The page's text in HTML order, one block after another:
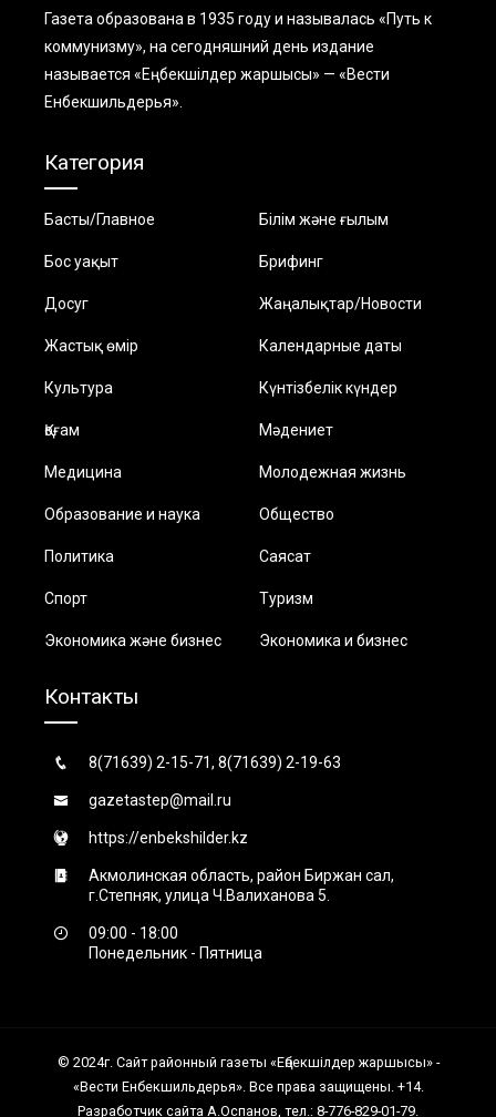
Газета образована в 1935 году и называлась «Путь к
коммунизму», на сегодняшний день издание
называется «Еңбекшiлдер жаршысы» — «Вести
Енбекшильдерья».
Категория
Басты/Главное Білім және ғылым
Бос уақыт Брифинг
Досуг Жаңалықтар/Новости
Жастық өмір Календарные даты
Культура Күнтізбелік күндер
Қоғам Мәдениет
Медицина Молодежная жизнь
Образование и наука Общество
Политика Саясат
Спорт Туризм
Экономика және бизнес Экономика и бизнес
Контакты
8(71639) 2-15-71, 8(71639) 2-19-63
gazetastep@mail.ru
https://enbekshilder.kz
Акмолинская область, район Биржан сал,
г.Степняк, улица Ч.Валиханова 5.
09:00 - 18:00
Понедельник - Пятница
© 2024г. Сайт районный газеты «Еңбекшiлдер жаршысы» -
«Вести Енбекшильдерья». Все права защищены. +14.
Разработчик сайта А.Оспанов, тел.: 8-776-829-01-79.